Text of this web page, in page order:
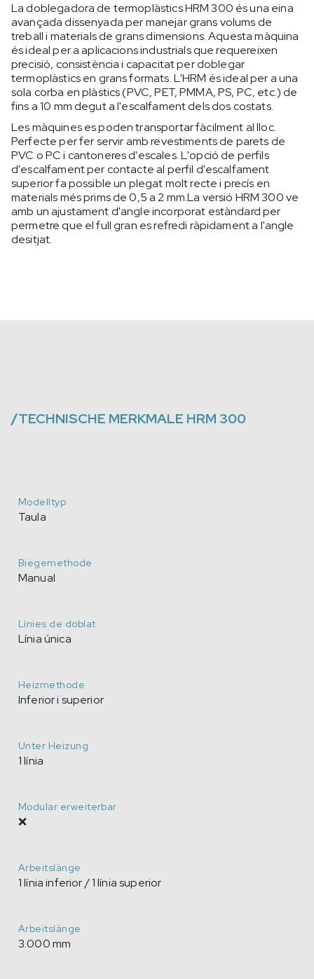
La doblegadora de termoplàstics HRM 300 és una eina
avançada dissenyada per manejar grans volums de
treball i materials de grans dimensions. Aquesta màquina
és ideal per a aplicacions industrials que requereixen
precisió, consistència i capacitat per doblegar
termoplàstics en grans formats. L'HRM és ideal per a una
sola corba en plàstics (PVC, PET, PMMA, PS, PC, etc.) de
fins a 10 mm degut a l'escalfament dels dos costats.
Les màquines es poden transportar fàcilment al lloc.
Perfecte per fer servir amb revestiments de parets de
PVC o PC i cantoneres d'escales. L'opció de perfils
d'escalfament per contacte al perfil d'escalfament
superior fa possible un plegat molt recte i precís en
materials més prims de 0,5 a 2 mm.La versió HRM 300 ve
amb un ajustament d'angle incorporat estàndard per
permetre que el full gran es refredi ràpidament a l'angle
desitjat.
/TECHNISCHE MERKMALE HRM 300
Modelltyp
Taula
Biegemethode
Manual
Línies de doblat
Línia única
Heizmethode
Inferior i superior
Unter Heizung
1 línia
Modular erweiterbar
❌
Arbeitslänge
1 línia inferior / 1 línia superior
Arbeitslänge
3.000 mm